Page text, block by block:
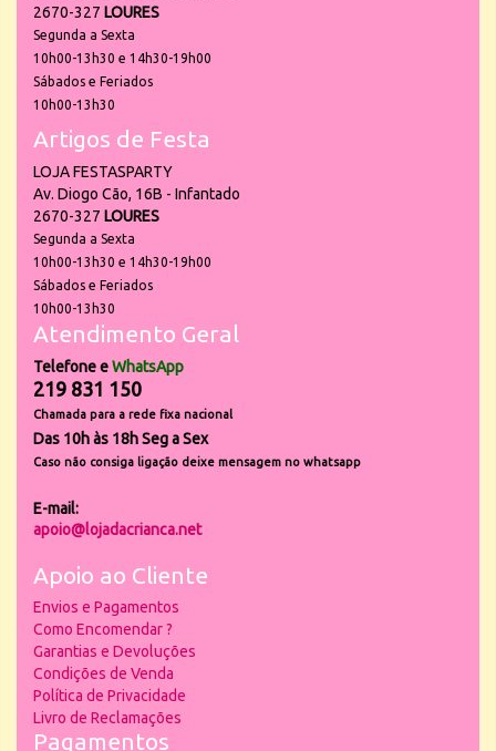
2670-327 LOURES
Segunda a Sexta
10h00-13h30 e 14h30-19h00
Sábados e Feriados
10h00-13h30
Artigos de Festa
LOJA FESTASPARTY
Av. Diogo Cão, 16B - Infantado
2670-327 LOURES
Segunda a Sexta
10h00-13h30 e 14h30-19h00
Sábados e Feriados
10h00-13h30
Atendimento Geral
Telefone eWhatsApp
219 831 150
Chamada para a rede fixa nacional
Das 10h às 18h Seg a Sex
Caso não consiga ligação deixe mensagem no whatsapp
E-mail:
apoio@lojadacrianca.net
Apoio ao Cliente
Envios e Pagamentos
Como Encomendar ?
Garantias e Devoluções
Condições de Venda
Política de Privacidade
Livro de Reclamações
Pagamentos